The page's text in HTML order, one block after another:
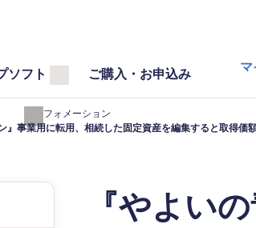
ソフト ご購入・お申込み
インフォメーション
』事業用に転用、相続した固定資産を編集すると取得
『やよい